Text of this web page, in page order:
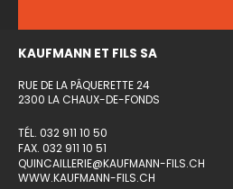
KAUFMANN ET FILS SA
RUE DE LA PÂQUERETTE 24
2300 LA CHAUX-DE-FONDS
TÉL. 032 911 10 50
FAX. 032 911 10 51
QUINCAILLERIE@KAUFMANN-FILS.CH
WWW.KAUFMANN-FILS.CH